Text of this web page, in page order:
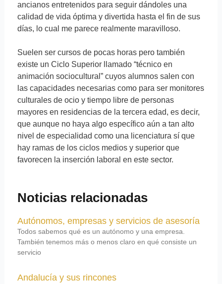
ancianos entretenidos para seguir dándoles una
calidad de vida óptima y divertida hasta el fin de sus
días, lo cual me parece realmente maravilloso.
Suelen ser cursos de pocas horas pero también
existe un Ciclo Superior llamado “técnico en
animación sociocultural” cuyos alumnos salen con
las capacidades necesarias como para ser monitores
culturales de ocio y tiempo libre de personas
mayores en residencias de la tercera edad, es decir,
que aunque no haya algo específico aún a tan alto
nivel de especialidad como una licenciatura sí que
hay ramas de los ciclos medios y superior que
favorecen la inserción laboral en este sector.
Noticias relacionadas
Autónomos, empresas y servicios de asesoría
Todos sabemos qué es un autónomo y una empresa.
También tenemos más o menos claro en qué consiste un
servicio
Andalucía y sus rincones